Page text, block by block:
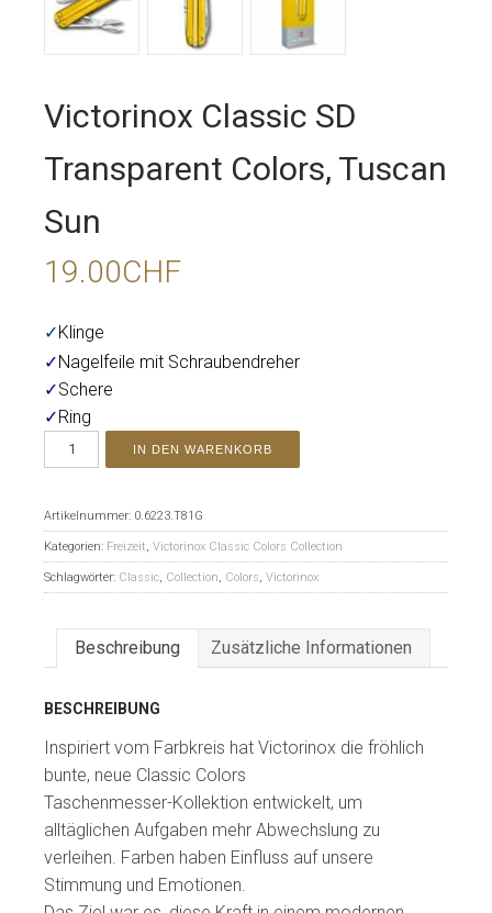
Victorinox Classic SD
Transparent Colors, Tuscan
Sun
19.00CHF
✓Klinge
✓Nagelfeile mit Schraubendreher
✓Schere
✓Ring
IN DEN WARENKORB
Artikelnummer: 0.6223.T81G
Kategorien: Freizeit, Victorinox Classic Colors Collection
Schlagwörter: Classic, Collection, Colors, Victorinox
Beschreibung Zusätzliche Informationen
BESCHREIBUNG
Inspiriert vom Farbkreis hat Victorinox die fröhlich
bunte, neue Classic Colors
Taschenmesser-Kollektion entwickelt, um
alltäglichen Aufgaben mehr Abwechslung zu
verleihen. Farben haben Einfluss auf unsere
Stimmung und Emotionen.